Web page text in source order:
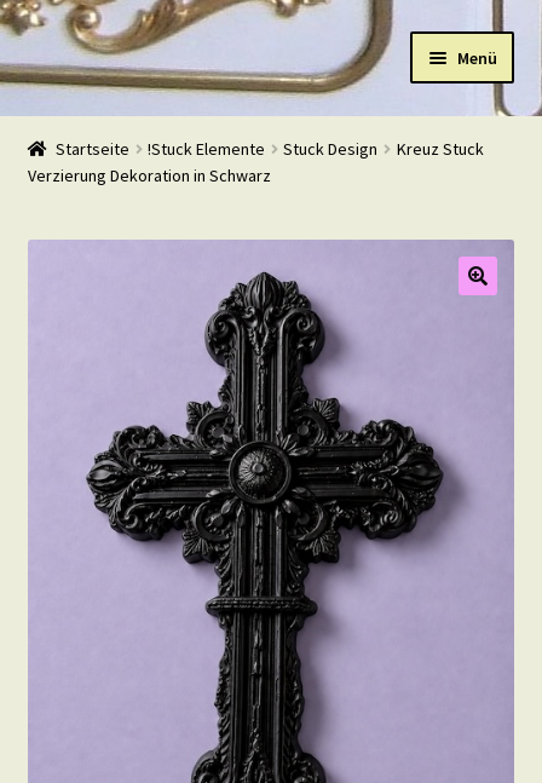
Navigation
Zum
Inhalt
Menü
Start
Shop
Warenkorb
Kontakt
Startseite !Stuck Elemente Stuck Design
Kreuz Stuck
Verzierung Dekoration in Schwarz